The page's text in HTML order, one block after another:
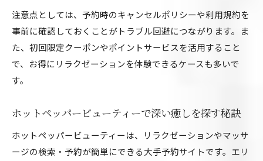
注意点としては、予約時のキャンセルポリシーや利用規約を
事前に確認しておくことがトラブル回避につながります。ま
た、初回限定クーポンやポイントサービスを活用すること
で、お得にリラクゼーションを体験できるケースも多いで
す。
ホットペッパービューティーで深い癒しを探す秘訣
ホットペッパービューティーは、リラクゼーションやマッサ
ージの検索・予約が簡単にできる大手予約サイトです。エリ